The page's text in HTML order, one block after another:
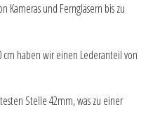
Kameras und Ferngläsern bis zu
cm haben wir einen Lederanteil von
Stelle 42mm, was zu einer